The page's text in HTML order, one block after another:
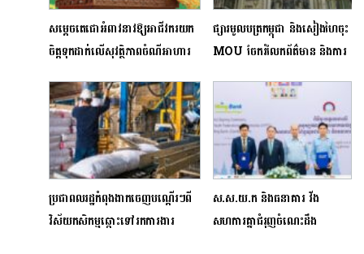
សម្ដេចតេជោអំពាវនាវឱ្យអាជីវករយក
ចិត្តទុកដាក់លើសុវត្ថិភាពចំណីអាហារ
ផ្សារមូលបត្រកម្ពុជា និងសៀងហៃចុះ
MOU ចែករំលែកព័ត៌មាន និងការ
ប្រជាពលរដ្ឋ​កំពុង​ងាកចេញបណ្តើរៗ​ពី​
វិស័យ​កសិកម្ម​ឆ្ពោះទៅ​រក​ការងារ​​
ស.ស.យ.ក និងធនាគារ វីង
សហការគ្នា​ជំរុញចំណេះដឹង